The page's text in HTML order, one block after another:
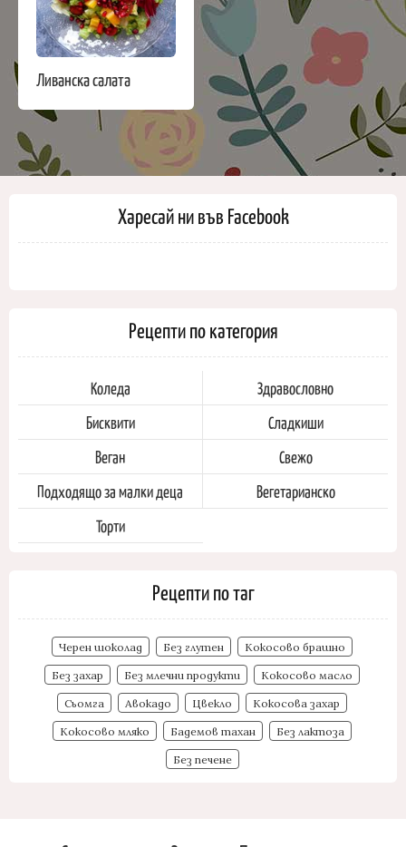
Ливанска салата
Харесай ни във Facebook
Рецепти по категория
Коледа
Здравословно
Бисквити
Сладкиши
Веган
Свежо
Подходящо за малки деца
Вегетарианско
Торти
Рецепти по таг
Черен шоколад Без глутен Кокосово брашно
Без захар Без млечни продукти Кокосово масло
Сьомга Авокадо Цвекло Кокосова захар
Кокосово мляко Бадемов тахан Без лактоза
Без печене